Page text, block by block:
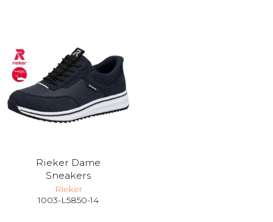
Rieker Dame
Sneakers
Rieker
1003-L5850-14